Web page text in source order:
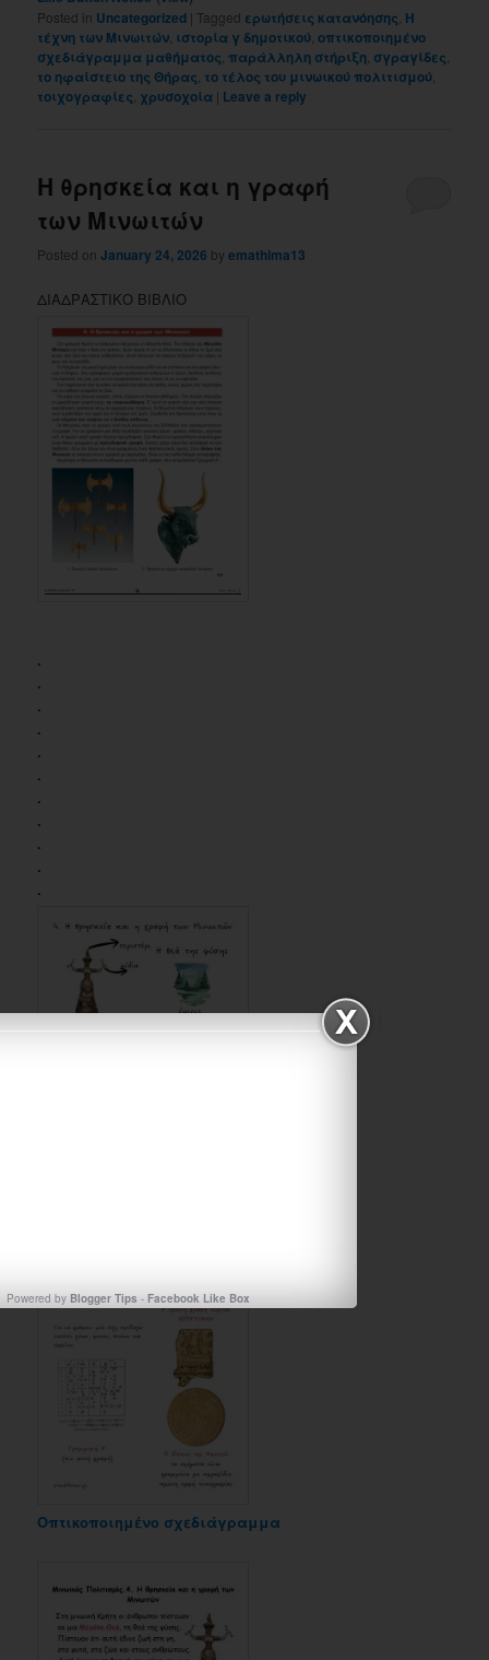
Posted in Uncategorized | Tagged ερωτήσεις κατανόησης Η
τέχνη των Μινωιτών ιστορία γ δημοτικού ,οπτικοποιημένο
σχεδιάγραμμα μαθήματος παράλληλη στήριξη σγραγίδες
το ηφαίστειο της Θήρας το τέλος του μινωικού πολιτισμού
τοιχογραφίες χρυσοχοία | Leave a reply
Η θρησκεία και η γραφή
των Μινωιτών
Posted onJanuary 24, 2026 byemathima13
ΔΙΑΔΡΑΣΤΙΚΟ ΒΙΒΛΙΟ
.
.
.
.
.
.
.
.
.
.
.
Οπτικοποιημένο σχεδιάγραμμα
Powered by Blogger Tips - Facebook Like Box